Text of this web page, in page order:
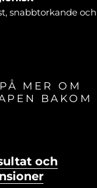
snabbtorkande
MER OM
BAKOM
och